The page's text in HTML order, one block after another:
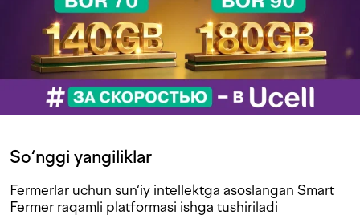
So‘nggi yangiliklar
Fermerlar uchun sun‘iy intellektga asoslangan Smart
Fermer raqamli platformasi ishga tushiriladi